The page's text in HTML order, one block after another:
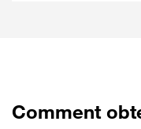
Comment